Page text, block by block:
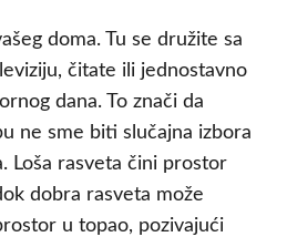
doma. Tu se družite sa
čitate ili jednostavno
dana. To znači da
ne sme biti slučajna izbora
Loša rasveta čini prostor
dobra rasveta može
u topao, pozivajući